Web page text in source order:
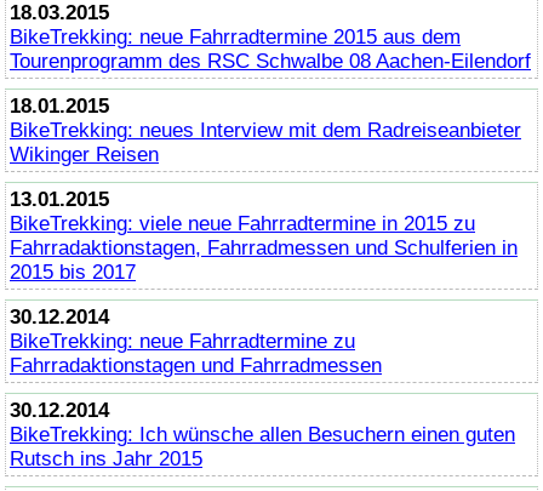
18.03.2015
BikeTrekking: neue Fahrradtermine 2015 aus dem
Tourenprogramm des RSC Schwalbe 08 Aachen-Eilendorf
18.01.2015
BikeTrekking: neues Interview mit dem Radreiseanbieter
Wikinger Reisen
13.01.2015
BikeTrekking: viele neue Fahrradtermine in 2015 zu
Fahrradaktionstagen, Fahrradmessen und Schulferien in
2015 bis 2017
30.12.2014
BikeTrekking: neue Fahrradtermine zu
Fahrradaktionstagen und Fahrradmessen
30.12.2014
BikeTrekking: Ich wünsche allen Besuchern einen guten
Rutsch ins Jahr 2015